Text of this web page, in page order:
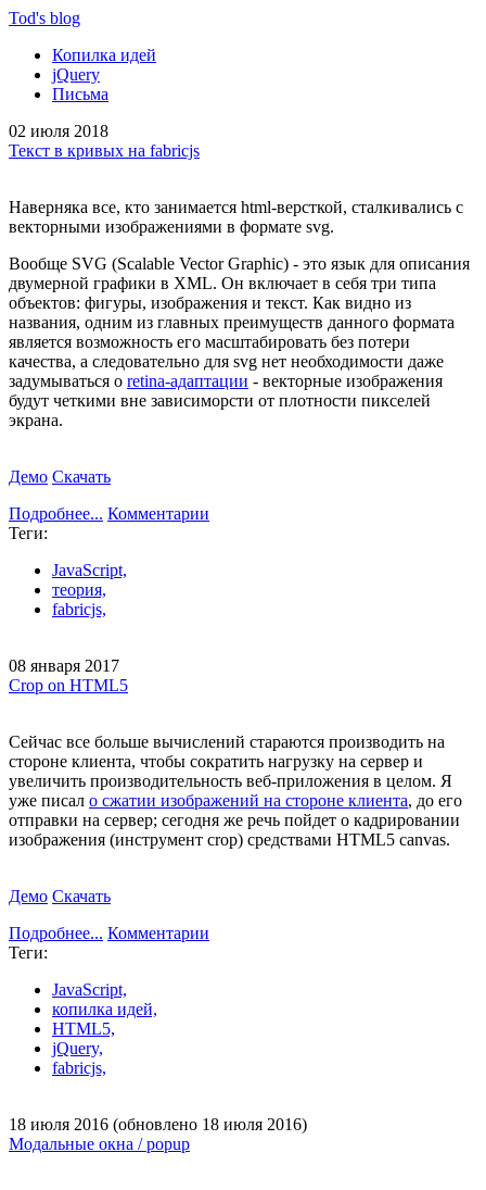
Tod's blog
Копилка идей
jQuery
Письма
02 июля 2018
Текст в кривых на fabricjs
Наверняка все, кто занимается html-версткой, сталкивались с
векторными изображениями в формате svg.
Вообще SVG (Scalable Vector Graphic) - это язык для описания
двумерной графики в XML. Он включает в себя три типа
объектов: фигуры, изображения и текст. Как видно из
названия, одним из главных преимуществ данного формата
является возможность его масштабировать без потери
качества, а следовательно для svg нет необходимости даже
задумываться о retina-адаптации - векторные изображения
будут четкими вне зависиморсти от плотности пикселей
экрана.
Демо Скачать
Подробнее... Комментарии
Теги:
JavaScript,
теория,
fabricjs,
08 января 2017
Crop on HTML5
Cейчас все больше вычислений стараются производить на
стороне клиента, чтобы сократить нагрузку на сервер и
увеличить производительность веб-приложения в целом. Я
уже писал о сжатии изображений на стороне клиента, до его
отправки на сервер; сегодня же речь пойдет о кадрировании
изображения (инструмент crop) средствами HTML5 canvas.
Демо Скачать
Подробнее... Комментарии
Теги:
JavaScript,
копилка идей,
HTML5,
jQuery,
fabricjs,
18 июля 2016 (обновлено 18 июля 2016)
Модальные окна / popup